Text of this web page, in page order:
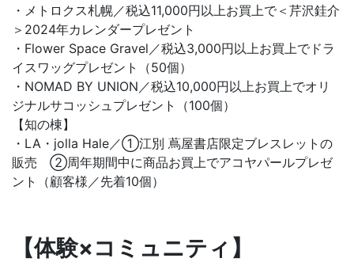
・メトロクス札幌／税込11,000円以上お買上で＜芹沢銈介
＞2024年カレンダープレゼント
・Flower Space Gravel／税込3,000円以上お買上でドラ
イスワッグプレゼント（50個）
・NOMAD BY UNION／税込10,000円以上お買上でオリ
ジナルサコッシュプレゼント（100個）
【知の棟】
・LA・jolla Hale／①江別 蔦屋書店限定ブレスレットの
販売 ②周年期間中に商品お買上でアコヤパールプレゼ
ント（顧客様／先着10個）
【体験×コミュニティ】